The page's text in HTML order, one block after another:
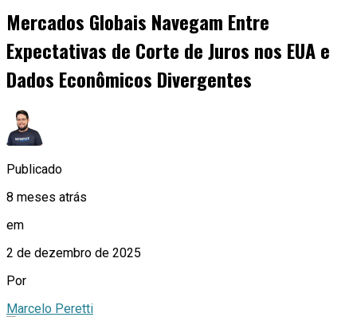
Mercados Globais Navegam Entre
Expectativas de Corte de Juros nos EUA e
Dados Econômicos Divergentes
Publicado
8 meses atrás
em
2 de dezembro de 2025
Por
Marcelo Peretti